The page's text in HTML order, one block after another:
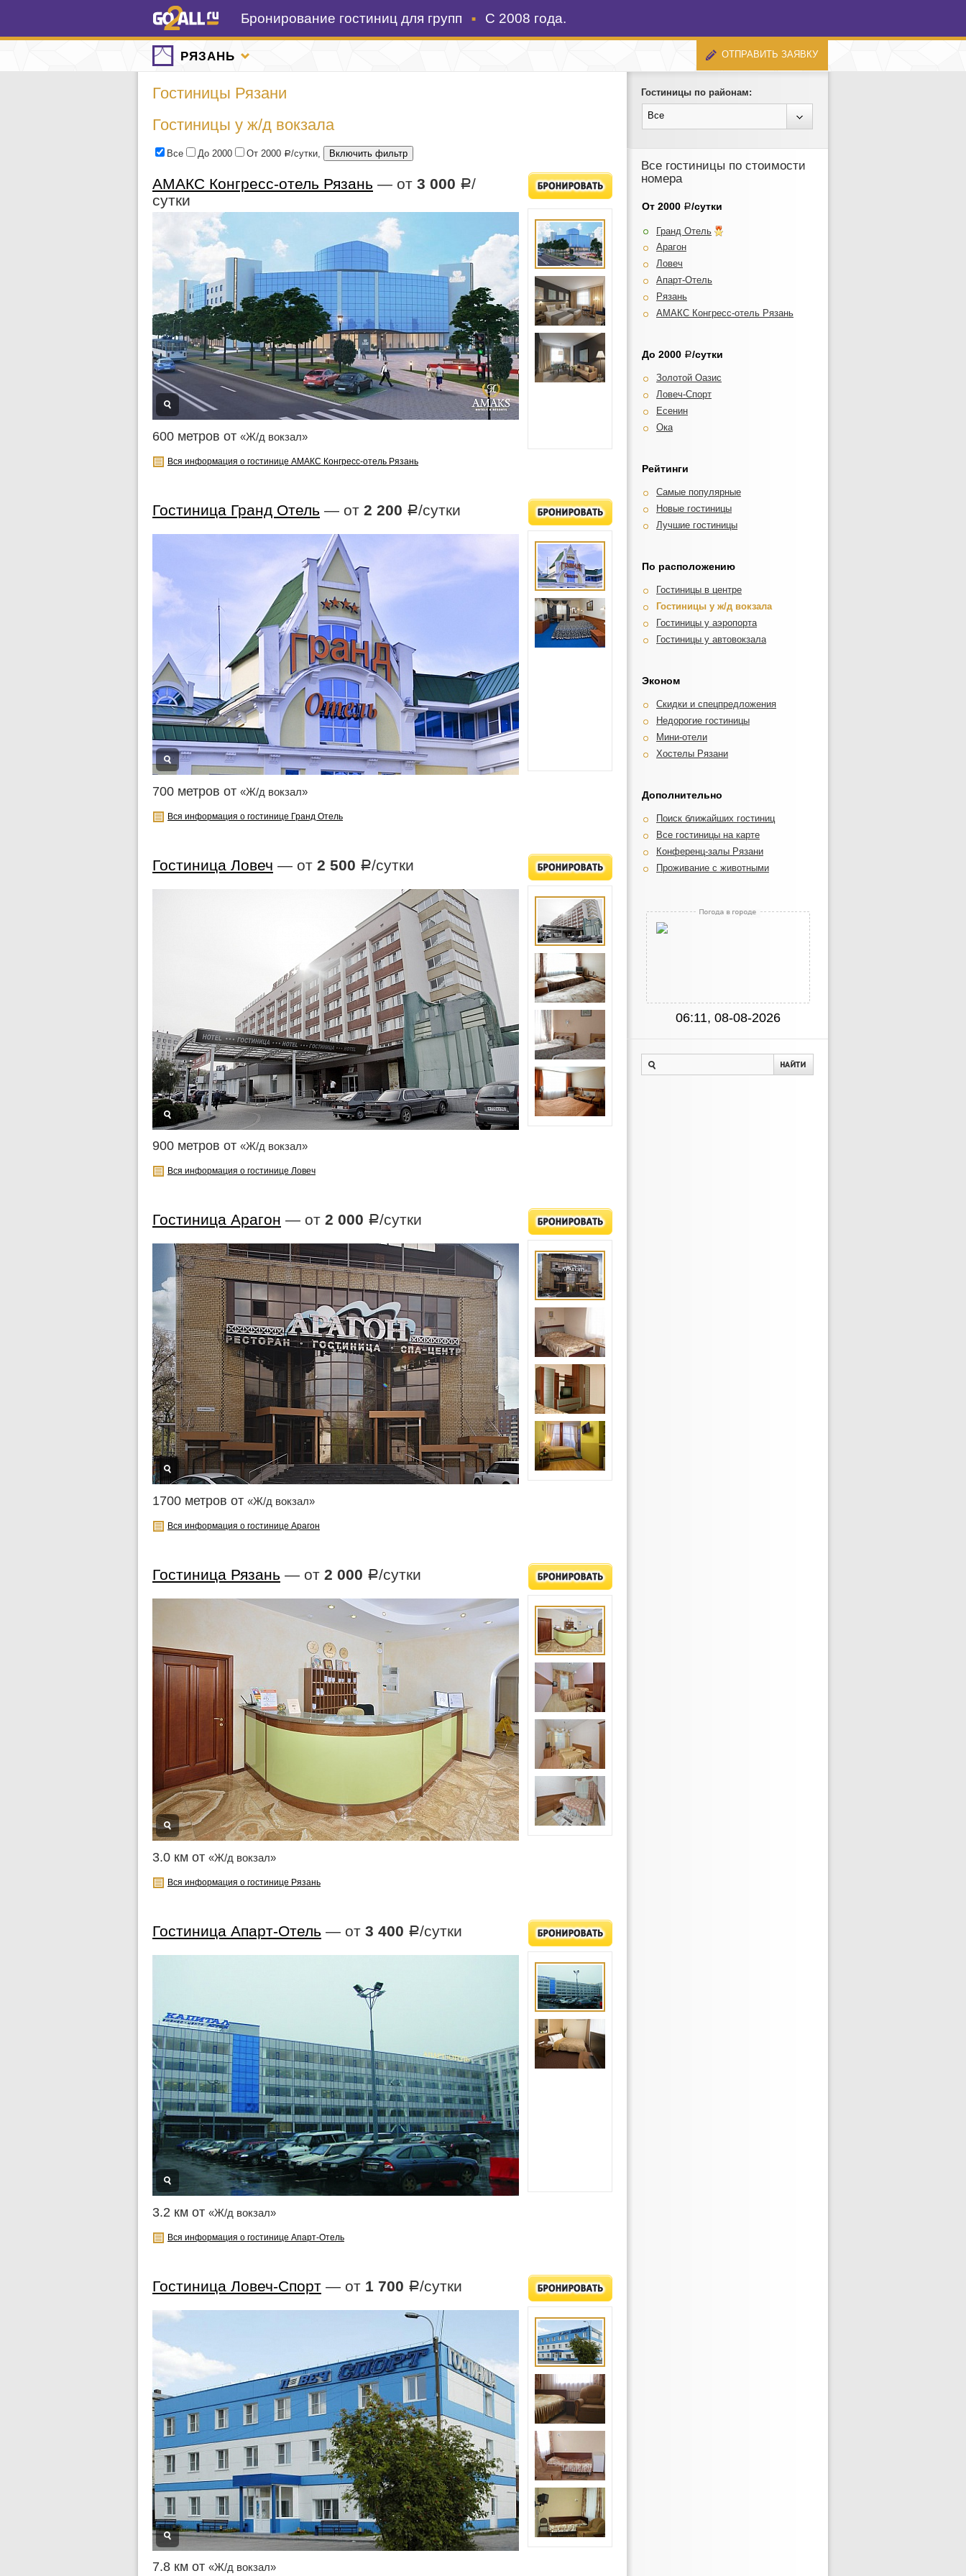
Бронирование гостиниц для групп С 2008 года.
РЯЗАНЬ ОТПРАВИТЬ ЗАЯВКУ
Гостиницы Рязани
Гостиницы у ж/д вокзала
Все До 2000 От 2000 Р/сутки,
АМАКС Конгресс-отель Рязань — от 3 000 Р/
сутки
600 метров от «Ж/д вокзал»
Вся информация о гостинице АМАКС Конгресс-отель Рязань
Гостиница Гранд Отель — от 2 200 Р/сутки
700 метров от «Ж/д вокзал»
Вся информация о гостинице Гранд Отель
Гостиница Ловеч — от 2 500 Р/сутки
900 метров от «Ж/д вокзал»
Вся информация о гостинице Ловеч
Гостиница Арагон — от 2 000 Р/сутки
1700 метров от «Ж/д вокзал»
Вся информация о гостинице Арагон
Гостиница Рязань — от 2 000 Р/сутки
3.0 км от «Ж/д вокзал»
Вся информация о гостинице Рязань
Гостиница Апарт-Отель — от 3 400 Р/сутки
3.2 км от «Ж/д вокзал»
Вся информация о гостинице Апарт-Отель
Гостиница Ловеч-Спорт — от 1 700 Р/сутки
7.8 км от «Ж/д вокзал»
Гостиницы по районам:
Все
Все гостиницы по стоимости
номера
От 2000 Р/сутки
Гранд Отель
Арагон
Ловеч
Апарт-Отель
Рязань
АМАКС Конгресс-отель Рязань
До 2000 Р/сутки
Золотой Оазис
Ловеч-Спорт
Есенин
Ока
Рейтинги
Самые популярные
Новые гостиницы
Лучшие гостиницы
По расположению
Гостиницы в центре
Гостиницы у ж/д вокзала
Гостиницы у аэропорта
Гостиницы у автовокзала
Эконом
Скидки и спецпредложения
Недорогие гостиницы
Мини-отели
Хостелы Рязани
Дополнительно
Поиск ближайших гостиниц
Все гостиницы на карте
Конференц-залы Рязани
Проживание с животными
06:11, 08-08-2026